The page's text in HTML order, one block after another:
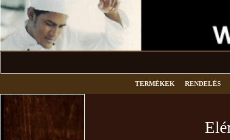
TERMÉKEK RENDELÉS